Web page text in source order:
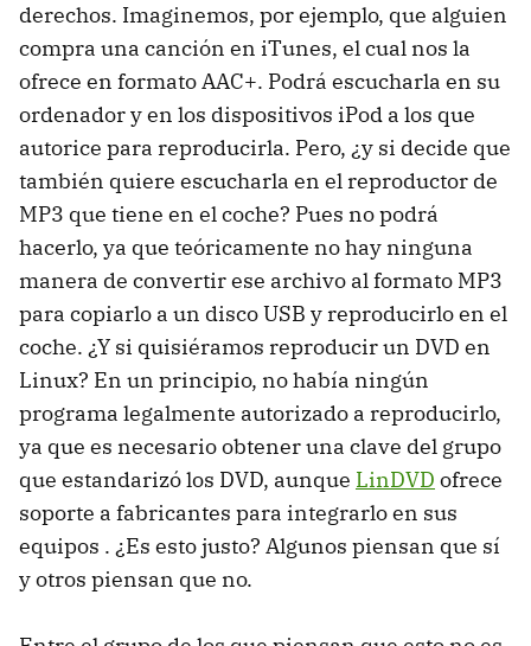
derechos. Imaginemos, por ejemplo, que alguien
compra una canción en iTunes, el cual nos la
ofrece en formato AAC+. Podrá escucharla en su
ordenador y en los dispositivos iPod a los que
autorice para reproducirla. Pero, ¿y si decide que
también quiere escucharla en el reproductor de
MP3 que tiene en el coche? Pues no podrá
hacerlo, ya que teóricamente no hay ninguna
manera de convertir ese archivo al formato MP3
para copiarlo a un disco USB y reproducirlo en el
coche. ¿Y si quisiéramos reproducir un DVD en
Linux? En un principio, no había ningún
programa legalmente autorizado a reproducirlo,
ya que es necesario obtener una clave del grupo
que estandarizó los DVD, aunque LinDVD ofrece
soporte a fabricantes para integrarlo en sus
equipos . ¿Es esto justo? Algunos piensan que sí
y otros piensan que no.